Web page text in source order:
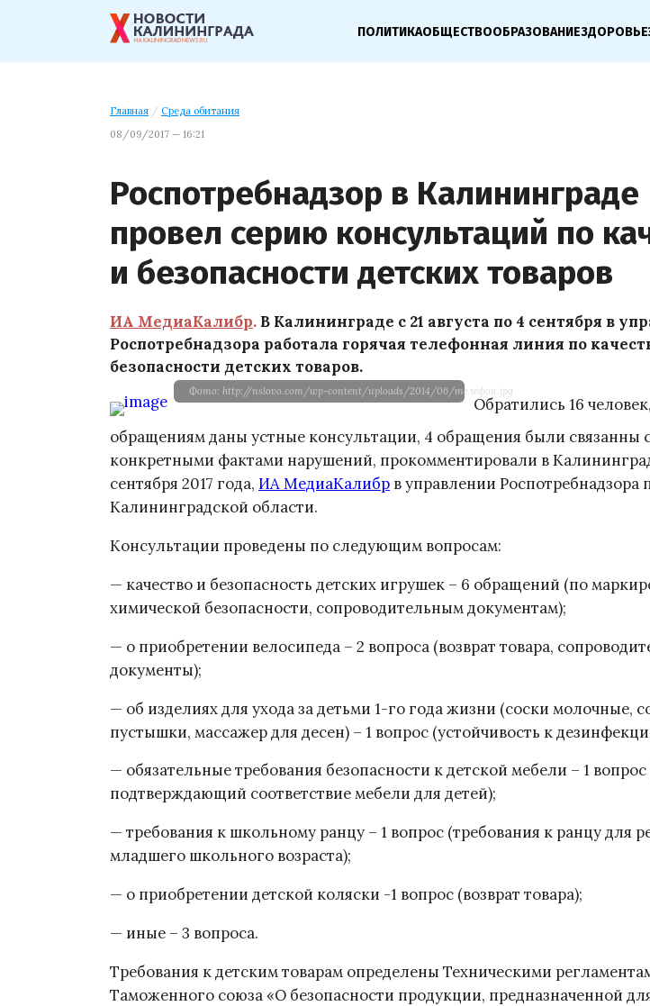
ПОЛИТИКАОБЩЕСТВООБРАЗОВАНИЕЗДОРОВЬЕ
Главная / Среда обитания
08/09/2017 — 16:21
Роспотребнадзор в Калининграде
провел серию консультаций по
и безопасности детских товаров
ИА МедиаКалибр. В Калининграде с 21 августа по 4 сентября в
Роспотребнадзора работала горячая телефонная линия по
безопасности детских товаров.
Фото: http://nslovo.com/wp-content/uploads/2014/06/телефон.jpg
Обратились 16
обращениям даны устные консультации, 4 обращения были связанны
конкретными фактами нарушений, прокомментировали в
сентября 2017 года, ИА МедиаКалибр в управлении Роспотребнадзора
Калининградской области.
Консультации проведены по следующим вопросам:
— качество и безопасность детских игрушек – 6 обращений (по
химической безопасности, сопроводительным документам);
— о приобретении велосипеда – 2 вопроса (возврат товара,
документы);
— об изделиях для ухода за детьми 1-го года жизни (соски молочные,
пустышки, массажер для десен) – 1 вопрос (устойчивость к
— обязательные требования безопасности к детской мебели – 1
подтверждающий соответствие мебели для детей);
— требования к школьному ранцу – 1 вопрос (требования к ранцу для
младшего школьного возраста);
— о приобретении детской коляски -1 вопрос (возврат товара);
— иные – 3 вопроса.
Требования к детским товарам определены Техническими
Таможенного союза «О безопасности продукции, предназначенной